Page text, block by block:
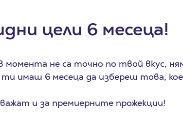
цели 6 месеца!
момента не са точно по твой вкус,
имаш 6 месеца да избереш това,
и за премиерните прожекции!